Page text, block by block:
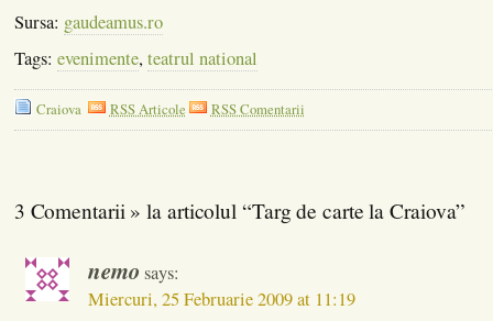
Sursa: gaudeamus.ro
Tags: evenimente,teatrul national
Craiova RSS Articole RSS Comentarii
3 Comentarii » la articolul “Targ de carte la Craiova”
nemo says:
Miercuri, 25 Februarie 2009 at 11:19